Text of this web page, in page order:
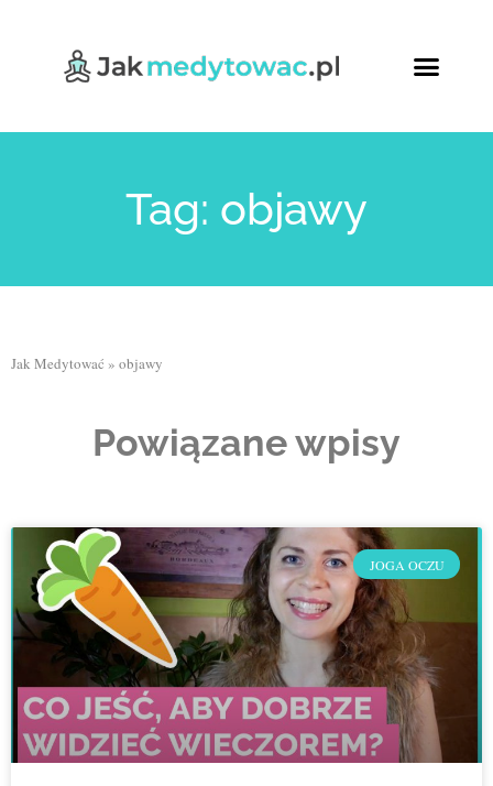
Tag: objawy
Jak Medytować » objawy
Powiązane wpisy
JOGA OCZU